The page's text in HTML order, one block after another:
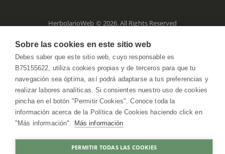
HerbolarioWeb © 2026. All Rights Reserved
Sobre las cookies en este sitio web
Debes saber que este sitio web, cuyo responsable es
B75155622, utiliza cookies propias y de terceros para que tu
navegación sea óptima, así podrá adaptarse a tus preferencias y
realizar labores analíticas. Si consientes nuestro uso de cookies
pincha en el botón "Permitir Cookies". Conoce toda la
información acerca de la Política de Cookies haciendo click en
"Más información". Más información
PERMITIR TODAS LAS COOKIES